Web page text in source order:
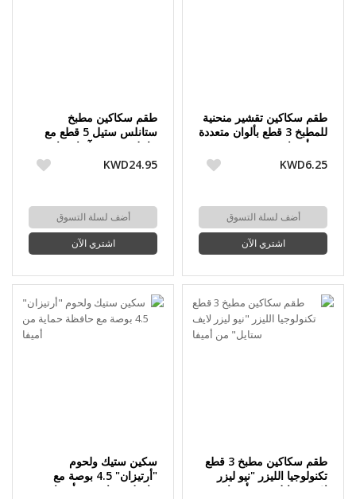
طقم سكاكين تقشير منحنية
للمطبخ 3 قطع بألوان متعددة
من أميفا
KWD6.25
أضف لسلة التسوق
اشتري الآن
طقم سكاكين مطبخ
ستانلس ستيل 5 قطع مع
حامل خشبي "آر إس إيدج"
من أميفا
KWD24.95
أضف لسلة التسوق
اشتري الآن
طقم سكاكين مطبخ 3 قطع
تكنولوجيا الليزر "نيو ليزر
لايف ستايل" من أميفا
سكين ستيك ولحوم
"أرتيزان" 4.5 بوصة مع
حافظة حماية من أميفا